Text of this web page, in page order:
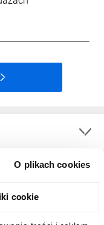
O plikach cookies
cookie